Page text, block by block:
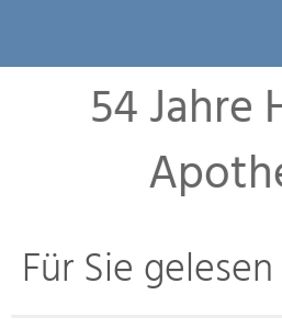
54 Jahre
Für Sie gelesen